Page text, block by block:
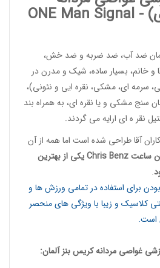
ONE Man Signal
ضد آب، ضد ضربه و ضد خش،
و خانم، بسیار ساده، شیک و مدرن در
سرمه ای، مشکی، نقره ایی و نئونی)،
سنج مشکی و یا نقره ای، به همراه بند
نقر ه ای ارایه می گردند.
آقاطراحی شده است اما همه از آن
ساعتChris Benzیکی از بهترین
.
برای استفاده در تمامی ورزش ها و
کلاسیک و زیبا با ویژگی های منحصر
است.
غواصی مردانهکریس بنز آلمان: